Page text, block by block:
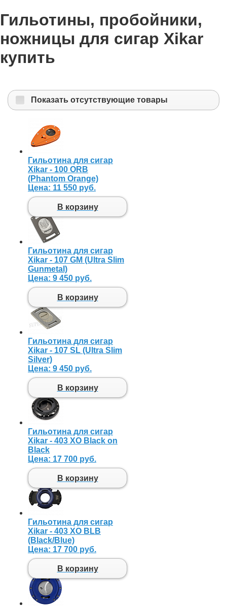
Гильотины, пробойники,
ножницы для сигар Xikar
купить
Показать отсутствующие товары
Гильотина для сигар
Xikar - 100 ORB
(Phantom Orange)
Цена: 11 550 руб.
В корзину
Гильотина для сигар
Xikar - 107 GM (Ultra Slim
Gunmetal)
Цена: 9 450 руб.
В корзину
Гильотина для сигар
Xikar - 107 SL (Ultra Slim
Silver)
Цена: 9 450 руб.
В корзину
Гильотина для сигар
Xikar - 403 XO Black on
Black
Цена: 17 700 руб.
В корзину
Гильотина для сигар
Xikar - 403 XO BLB
(Black/Blue)
Цена: 17 700 руб.
В корзину